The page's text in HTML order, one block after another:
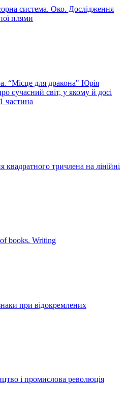
система. Око. Дослідження
плями
“Місце для дракона" Юрія
сучасний світ, у якому й досі
частина
квадратного тричлена на лінійні
books. Writing
при відокремлених
і промислова революція